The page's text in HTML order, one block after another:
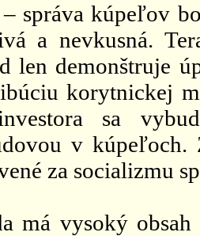
správa kúpeľov
a nevkusná.
len demonštruje
korytnickej
sa
v
za socializmu
má vysoký